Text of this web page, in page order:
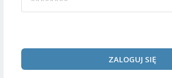
ZALOGUJ SIĘ